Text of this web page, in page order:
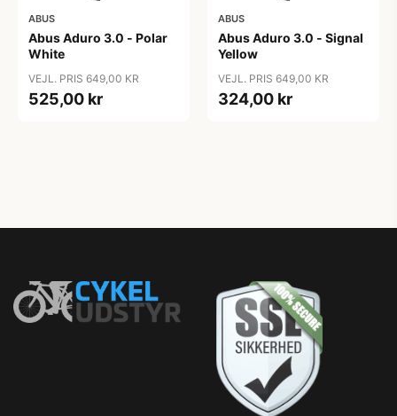
ABUS
Abus Aduro 3.0 - Polar
White
VEJL. PRIS 649,00 KR
525,00 kr
ABUS
Abus Aduro 3.0 - Signal
Yellow
VEJL. PRIS 649,00 KR
324,00 kr